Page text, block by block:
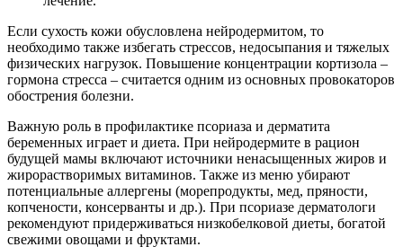
Если сухость кожи обусловлена нейродермитом, то
необходимо также избегать стрессов, недосыпания и тяжелых
физических нагрузок. Повышение концентрации кортизола –
гормона стресса – считается одним из основных провокаторов
обострения болезни.
Важную роль в профилактике псориаза и дерматита
беременных играет и диета. При нейродермите в рацион
будущей мамы включают источники ненасыщенных жиров и
жирорастворимых витаминов. Также из меню убирают
потенциальные аллергены (морепродукты, мед, пряности,
копчености, консерванты и др.). При псориазе дерматологи
рекомендуют придерживаться низкобелковой диеты, богатой
свежими овощами и фруктами.